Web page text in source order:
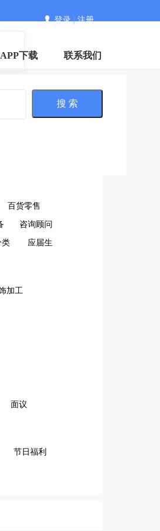
登录|注册
APP下载 联系我们
搜 索
百货零售
咨询顾问
类 应届生
加工
面议
节日福利